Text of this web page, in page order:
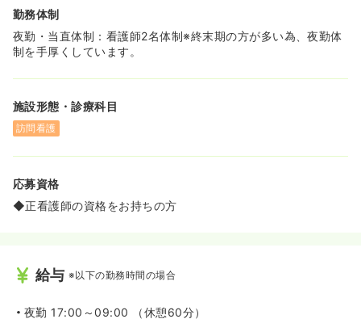
勤務体制
夜勤・当直体制：看護師2名体制※終末期の方が多い為、夜勤体
制を手厚くしています。
施設形態・診療科目
訪問看護
応募資格
◆正看護師の資格をお持ちの方
給与 ※以下の勤務時間の場合
夜勤 17:00～09:00 （休憩60分）